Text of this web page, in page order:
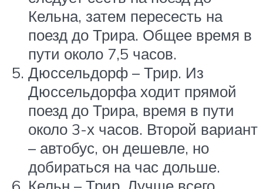
Кельна, затем пересесть на
поезд до Трира. Общее время в
пути около 7,5 часов.
Дюссельдорф – Трир. Из
Дюссельдорфа ходит прямой
поезд до Трира, время в пути
около 3-х часов. Второй вариант
– автобус, он дешевле, но
добираться на час дольше.